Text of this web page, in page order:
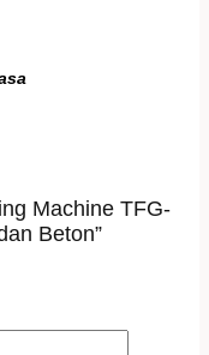
Machine TFG-
Beton”